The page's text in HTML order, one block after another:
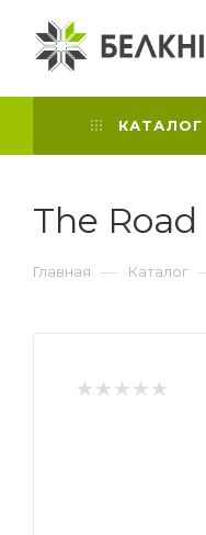
КАТАЛОГ
The
Главная — Каталог